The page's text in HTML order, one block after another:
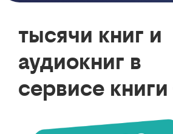
тысячи книг и
аудиокниг в
сервисе